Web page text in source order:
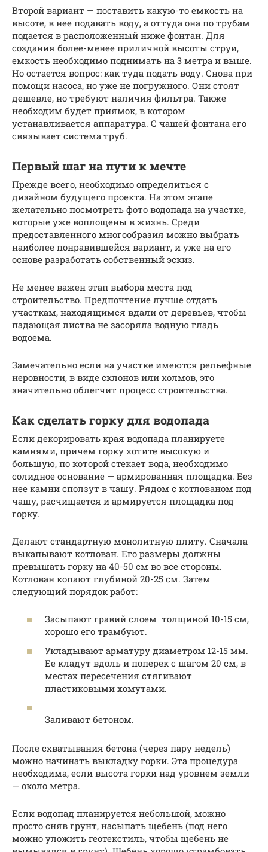
Второй вариант — поставить какую-то емкость на
высоте, в нее подавать воду, а оттуда она по трубам
подается в расположенный ниже фонтан. Для
создания более-менее приличной высоты струи,
емкость необходимо поднимать на 3 метра и выше.
Но остается вопрос: как туда подать воду. Снова при
помощи насоса, но уже не погружного. Они стоят
дешевле, но требуют наличия фильтра. Также
необходим будет приямок, в котором
устанавливается аппаратура. С чашей фонтана его
связывает система труб.
Первый шаг на пути к мечте
Прежде всего, необходимо определиться с
дизайном будущего проекта. На этом этапе
желательно посмотреть фото водопада на участке,
которые уже воплощены в жизнь. Среди
предоставленного многообразия можно выбрать
наиболее понравившейся вариант, и уже на его
основе разработать собственный эскиз.
Не менее важен этап выбора места под
строительство. Предпочтение лучше отдать
участкам, находящимся вдали от деревьев, чтобы
падающая листва не засоряла водную гладь
водоема.
Замечательно если на участке имеются рельефные
неровности, в виде склонов или холмов, это
значительно облегчит процесс строительства.
Как сделать горку для водопада
Если декорировать края водопада планируете
камнями, причем горку хотите высокую и
большую, по которой стекает вода, необходимо
солидное основание — армированная площадка. Без
нее камни сползут в чашу. Рядом с котлованом под
чашу, расчищается и армируется площадка под
горку.
Делают стандартную монолитную плиту. Сначала
выкапывают котлован. Его размеры должны
превышать горку на 40-50 см во все стороны.
Котлован копают глубиной 20-25 см. Затем
следующий порядок работ:
Засыпают гравий слоем толщиной 10-15 см,
хорошо его трамбуют.
Укладывают арматуру диаметром 12-15 мм.
Ее кладут вдоль и поперек с шагом 20 см, в
местах пересечения стягивают
пластиковыми хомутами.
Заливают бетоном.
После схватывания бетона (через пару недель)
можно начинать выкладку горки. Эта процедура
необходима, если высота горки над уровнем земли
— около метра.
Если водопад планируется небольшой, можно
просто сняв грунт, насыпать щебень (под него
можно уложить геотекстиль, чтобы щебень не